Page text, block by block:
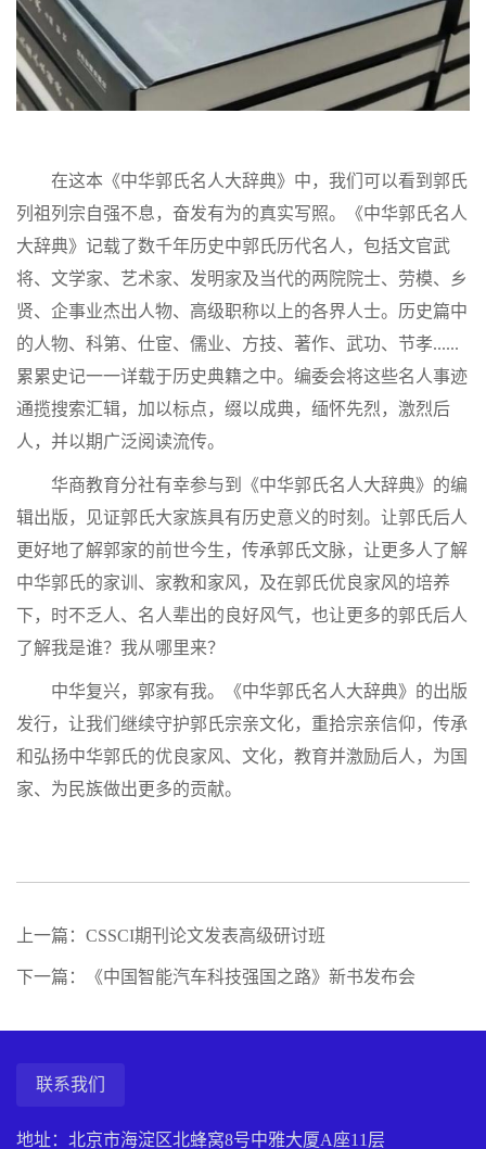
在这本《中华郭氏名人大辞典》中，我们可以看到郭氏
列祖列宗自强不息，奋发有为的真实写照。《中华郭氏名人
大辞典》记载了数千年历史中郭氏历代名人，包括文官武
将、文学家、艺术家、发明家及当代的两院院士、劳模、乡
贤、企事业杰出人物、高级职称以上的各界人士。历史篇中
的人物、科第、仕宦、儒业、方技、著作、武功、节孝......
累累史记一一详载于历史典籍之中。编委会将这些名人事迹
通揽搜索汇辑，加以标点，缀以成典，缅怀先烈，激烈后
人，并以期广泛阅读流传。
华商教育分社有幸参与到《中华郭氏名人大辞典》的编
辑出版，见证郭氏大家族具有历史意义的时刻。让郭氏后人
更好地了解郭家的前世今生，传承郭氏文脉，让更多人了解
中华郭氏的家训、家教和家风，及在郭氏优良家风的培养
下，时不乏人、名人辈出的良好风气，也让更多的郭氏后人
了解我是谁？我从哪里来？
中华复兴，郭家有我。《中华郭氏名人大辞典》的出版
发行，让我们继续守护郭氏宗亲文化，重拾宗亲信仰，传承
和弘扬中华郭氏的优良家风、文化，教育并激励后人，为国
家、为民族做出更多的贡献。
上一篇：CSSCI期刊论文发表高级研讨班
下一篇：《中国智能汽车科技强国之路》新书发布会
联系我们
地址：北京市海淀区北蜂窝8号中雅大厦A座11层